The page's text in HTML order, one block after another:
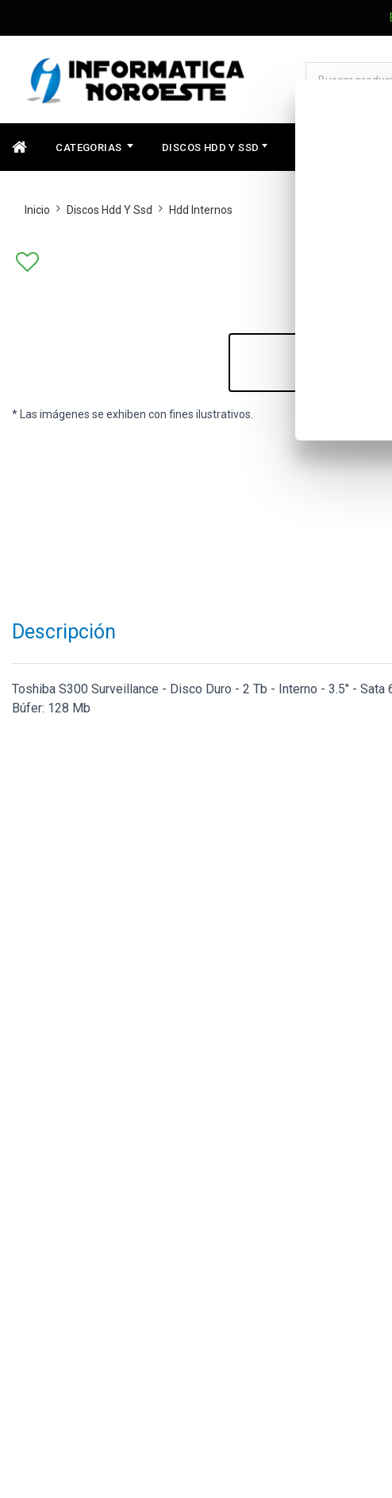
CATEGORIAS DISCOS HDD Y SSD
Inicio Discos Hdd Y Ssd Hdd Internos
* Las imágenes se exhiben con fines ilustrativos.
Descripción
Toshiba S300 Surveillance - Disco Duro - 2 Tb - Interno - 3.5" -
Búfer: 128 Mb